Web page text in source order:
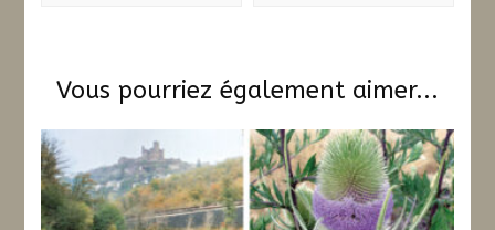
Vous pourriez également aimer...